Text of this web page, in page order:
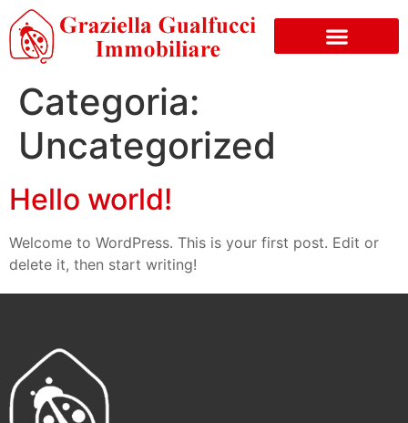
Categoria:
Uncategorized
Hello world!
Welcome to WordPress. This is your first post. Edit or
delete it, then start writing!